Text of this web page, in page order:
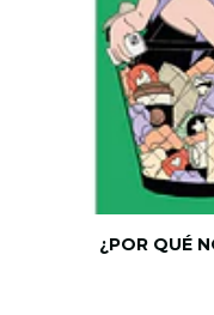
¿POR QUÉ